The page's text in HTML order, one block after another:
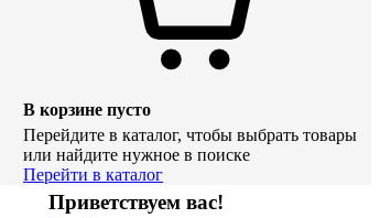
В корзине пусто
Перейдите в каталог, чтобы выбрать товары
или найдите нужное в поиске
Перейти в каталог
Приветствуем вас!